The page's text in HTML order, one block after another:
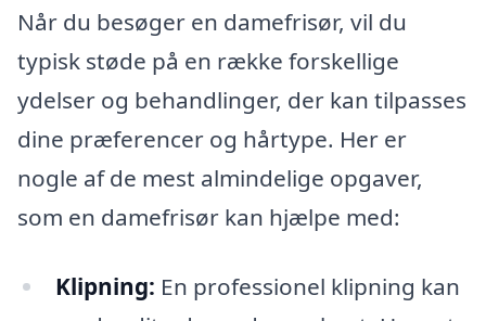
Når du besøger en damefrisør, vil du
typisk støde på en række forskellige
ydelser og behandlinger, der kan tilpasses
dine præferencer og hårtype. Her er
nogle af de mest almindelige opgaver,
som en damefrisør kan hjælpe med:
Klipning: En professionel klipning kan